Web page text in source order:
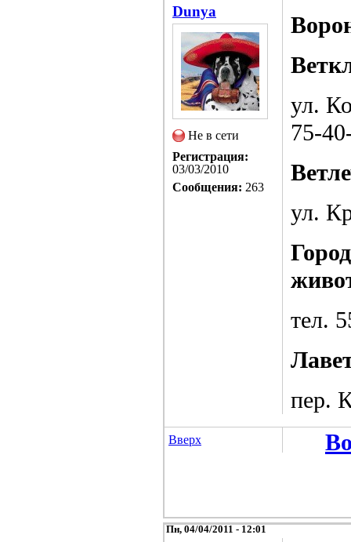
Dunya
Не в сети
Регистрация:
03/03/2010
Сообщения: 263
ул.
75-
ул.
тел.
пер.
Вверх
Пн, 04/04/2011 - 12:01